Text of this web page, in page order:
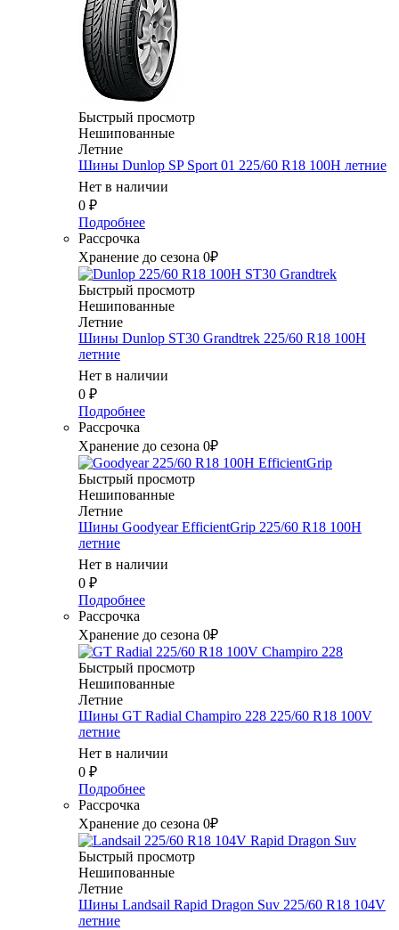
Быстрый просмотр
Нешипованные
Летние
Шины Dunlop SP Sport 01 225/60 R18 100H летние
Нет в наличии
0 ₽
Подробнее
Рассрочка
Хранение до сезона 0₽
Быстрый просмотр
Нешипованные
Летние
Шины Dunlop ST30 Grandtrek 225/60 R18 100H
летние
Нет в наличии
0 ₽
Подробнее
Рассрочка
Хранение до сезона 0₽
Быстрый просмотр
Нешипованные
Летние
Шины Goodyear EfficientGrip 225/60 R18 100H
летние
Нет в наличии
0 ₽
Подробнее
Рассрочка
Хранение до сезона 0₽
Быстрый просмотр
Нешипованные
Летние
Шины GT Radial Champiro 228 225/60 R18 100V
летние
Нет в наличии
0 ₽
Подробнее
Рассрочка
Хранение до сезона 0₽
Быстрый просмотр
Нешипованные
Летние
Шины Landsail Rapid Dragon Suv 225/60 R18 104V
летние